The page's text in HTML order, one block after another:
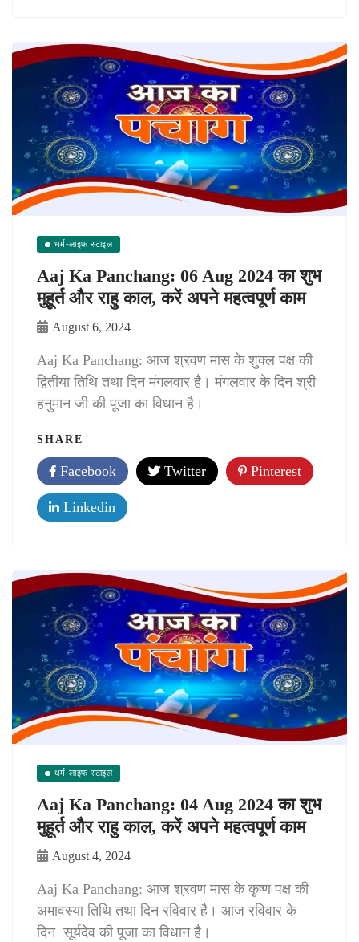
धर्म-लाइफ स्टाइल
Aaj Ka Panchang: 06 Aug 2024 का शुभ
मुहूर्त और राहु काल, करें अपने महत्वपूर्ण काम
August 6, 2024
Aaj Ka Panchang: आज श्रवण मास के शुक्ल पक्ष की
द्वितीया तिथि तथा दिन मंगलवार है। मंगलवार के दिन श्री
हनुमान जी की पूजा का विधान है।
SHARE
Facebook Twitter Pinterest
Linkedin
धर्म-लाइफ स्टाइल
Aaj Ka Panchang: 04 Aug 2024 का शुभ
मुहूर्त और राहु काल, करें अपने महत्वपूर्ण काम
August 4, 2024
Aaj Ka Panchang: आज श्रवण मास के कृष्ण पक्ष की
अमावस्या तिथि तथा दिन रविवार है। आज रविवार के
दिन सूर्यदेव की पूजा का विधान है।